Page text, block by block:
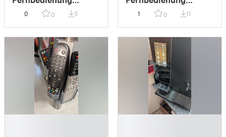
Halterung
0 0 3
Halterung
1 0 11